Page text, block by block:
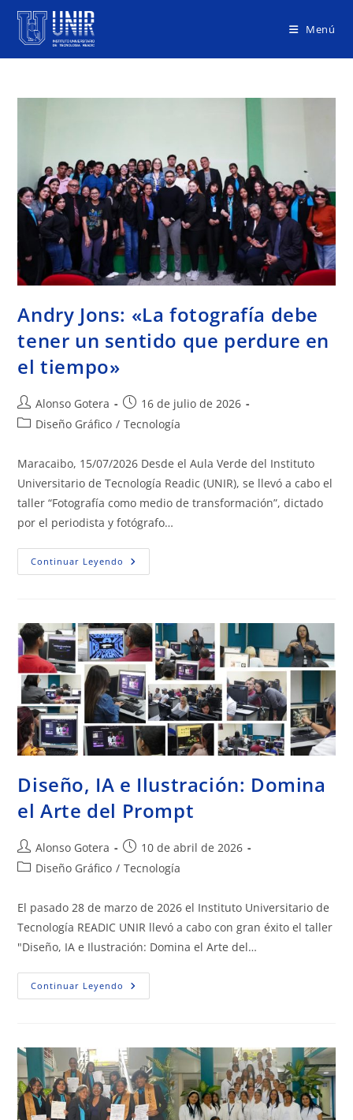
Menú
Andry Jons: «La fotografía debe
tener un sentido que perdure en
el tiempo»
Alonso Gotera
16 de julio de 2026
Diseño Gráfico / Tecnología
Maracaibo, 15/07/2026 Desde el Aula Verde del Instituto
Universitario de Tecnología Readic (UNIR), se llevó a cabo el
taller “Fotografía como medio de transformación”, dictado
por el periodista y fotógrafo…
Continuar Leyendo
Diseño, IA e Ilustración: Domina
el Arte del Prompt
Alonso Gotera
10 de abril de 2026
Diseño Gráfico / Tecnología
El pasado 28 de marzo de 2026 el Instituto Universitario de
Tecnología READIC UNIR llevó a cabo con gran éxito el taller
"Diseño, IA e Ilustración: Domina el Arte del…
Continuar Leyendo